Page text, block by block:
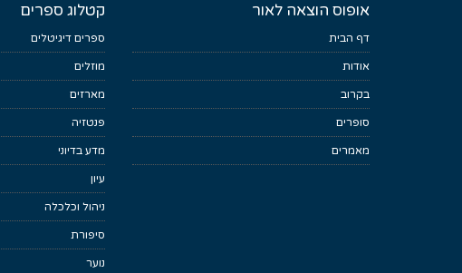
אופוס הוצאה לאור
דף הבית
אודות
בקרוב
סופרים
מאמרים
קטלוג ספרים
ספרים דיגיטלים
מוזלים
מארזים
פנטזיה
מדע בדיוני
עיון
ניהול וכלכלה
סיפורת
נוער